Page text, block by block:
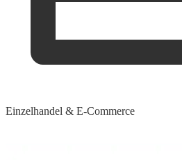
Einzelhandel & E-Commerce